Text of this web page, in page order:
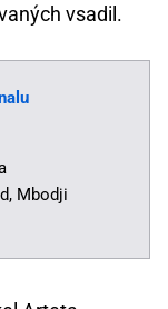
vsadil.
Mbodji